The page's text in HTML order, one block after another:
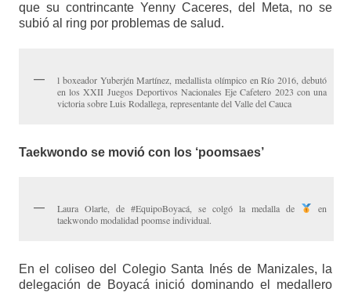
que su contrincante Yenny Caceres, del Meta, no se
subió al ring por problemas de salud.
l boxeador Yuberjén Martínez, medallista olímpico en Río 2016, debutó
en los XXII Juegos Deportivos Nacionales Eje Cafetero 2023 con una
victoria sobre Luis Rodallega, representante del Valle del Cauca
Taekwondo se movió con los ‘poomsaes’
Laura Olarte, de #EquipoBoyacá, se colgó la medalla de
en
taekwondo modalidad poomse individual.
En el coliseo del Colegio Santa Inés de Manizales, la
delegación de Boyacá inició dominando el medallero